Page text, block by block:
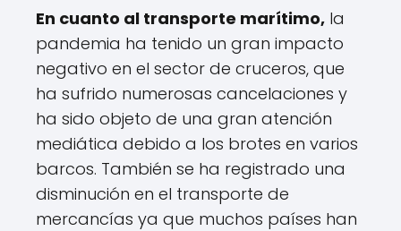
En cuanto al transporte marítimo, la
pandemia ha tenido un gran impacto
negativo en el sector de cruceros, que
ha sufrido numerosas cancelaciones y
ha sido objeto de una gran atención
mediática debido a los brotes en varios
barcos. También se ha registrado una
disminución en el transporte de
mercancías ya que muchos países han